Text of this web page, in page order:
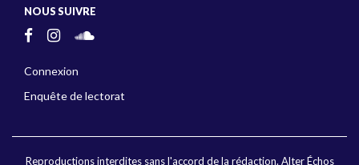
NOUS SUIVRE
Connexion
Enquête de lectorat
Reproductions interdites sans l'accord de la rédaction. Alter Échos